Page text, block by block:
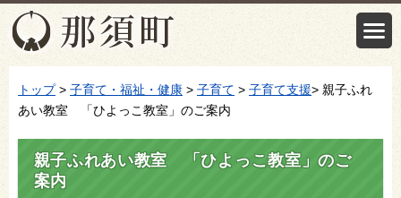
トップ> 子育て・福祉・健康 > 子育て > 子育て支援> 親子ふれ
あい教室 「ひよっこ教室」のご案内
親子ふれあい教室 「ひよっこ教室」のご
案内